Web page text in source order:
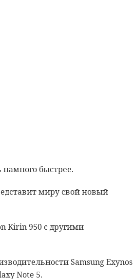
намного быстрее.
миру свой новый
Kirin 950 с другими
Samsung Exynos
Note 5.